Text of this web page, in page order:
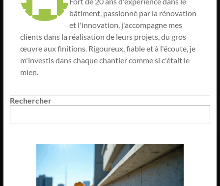
bâtiment, passionné par la rénovation
et l'innovation, j'accompagne mes
clients dans la réalisation de leurs projets, du gros
œuvre aux finitions. Rigoureux, fiable et à l'écoute, je
m'investis dans chaque chantier comme si c'était le
mien.
Rechercher